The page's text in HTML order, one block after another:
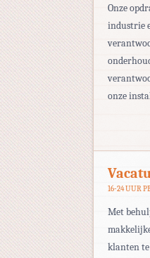
Onze
industrie
onze
16-24 UUR
Met
klanten te